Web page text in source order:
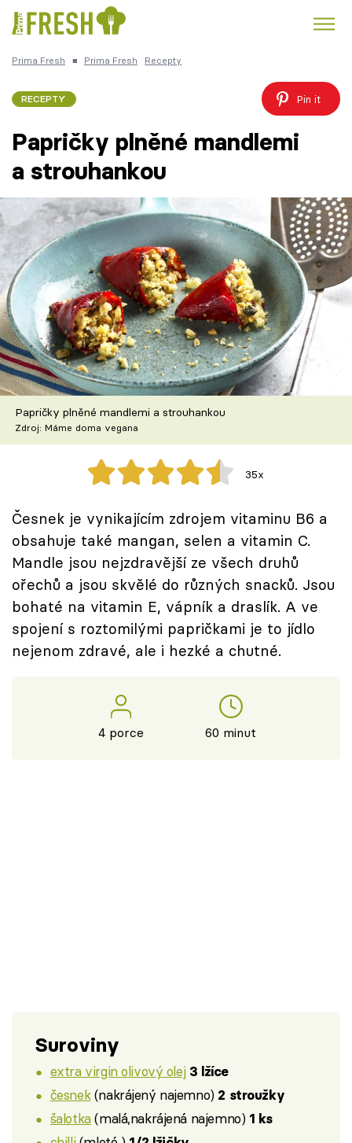
Česká kuchyně
Témata
Recepty
Články
TV Program
Škola vaření
Recepty z TV
Speciál: Cuketa
Těhotnej kuchař
Sledujte prima+
Přihlášení
Sledujte nás
Prima Fresh ■ Prima Fresh Recepty
RECEPTY Pin it
Papričky plněné mandlemi
a strouhankou
Papričky plněné mandlemi a strouhankou
Zdroj: Máme doma vegana
35x
Česnek je vynikajícím zdrojem vitaminu B6 a
obsahuje také mangan, selen a vitamin C.
Mandle jsou nejzdravější ze všech druhů
ořechů a jsou skvělé do různých snacků. Jsou
bohaté na vitamin E, vápník a draslík. A ve
spojení s roztomilými papričkami je to jídlo
nejenom zdravé, ale i hezké a chutné.
4 porce 60 minut
Suroviny
extra virgin olivový olej 3 lžíce
česnek(nakrájený najemno) 2 stroužky
šalotka(malá,nakrájená najemno) 1 ks